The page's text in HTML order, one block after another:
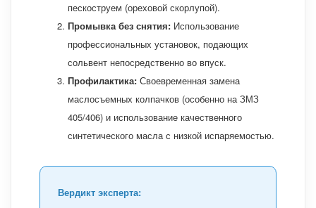
пескоструем (ореховой скорлупой).
Промывка без снятия: Использование
профессиональных установок, подающих
сольвент непосредственно во впуск.
Профилактика: Своевременная замена
маслосъемных колпачков (особенно на ЗМЗ
405/406) и использование качественного
синтетического масла с низкой испаряемостью.
Вердикт эксперта: